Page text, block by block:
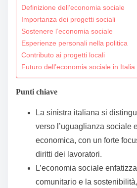
Definizione dell’economia sociale
Importanza dei progetti sociali
Sostenere l’economia sociale
Esperienze personali nella politica
Contributo ai progetti locali
Futuro dell’economia sociale in Italia
Punti chiave
La sinistra italiana si
verso l’uguaglianza sociale
economica, con un forte
diritti dei lavoratori.
L’economia sociale
comunitario e la